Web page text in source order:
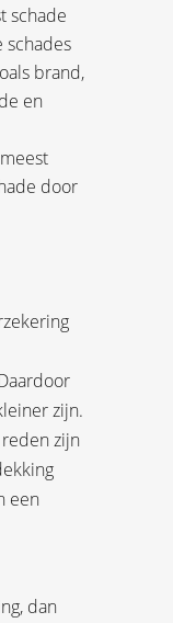
schade
schades
brand,
en
door
zijn.
zijn
een
dan